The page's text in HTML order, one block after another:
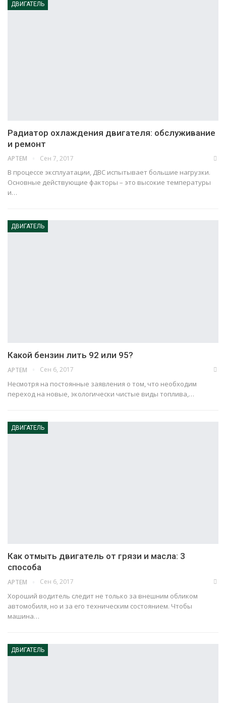
ДВИГАТЕЛЬ
Радиатор охлаждения двигателя: обслуживание
и ремонт
АРТЕМ Сен 7, 2017
В процессе эксплуатации, ДВС испытывает большие нагрузки.
Основные действующие факторы – это высокие температуры
и…
ДВИГАТЕЛЬ
Какой бензин лить 92 или 95?
АРТЕМ Сен 6, 2017
Несмотря на постоянные заявления о том, что необходим
переход на новые, экологически чистые виды топлива,…
ДВИГАТЕЛЬ
Как отмыть двигатель от грязи и масла: 3
способа
АРТЕМ Сен 6, 2017
Хороший водитель следит не только за внешним обликом
автомобиля, но и за его техническим состоянием. Чтобы
машина…
ДВИГАТЕЛЬ